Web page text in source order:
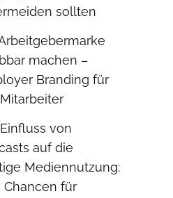
sollten
machen –
Branding für
von
auf die
Mediennutzung:
Chancen für